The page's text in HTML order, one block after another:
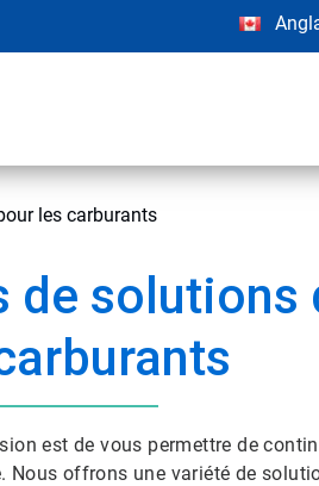
les carburants
de solutions
est de vous permettre de
Nous offrons une variété de